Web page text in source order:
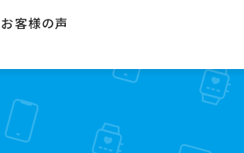
お客様の声